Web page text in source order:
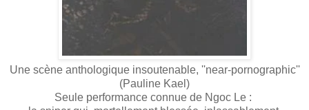
Une scène anthologique insoutenable, ''near-pornographic''
(Pauline Kael)
Seule performance connue de Ngoc Le :